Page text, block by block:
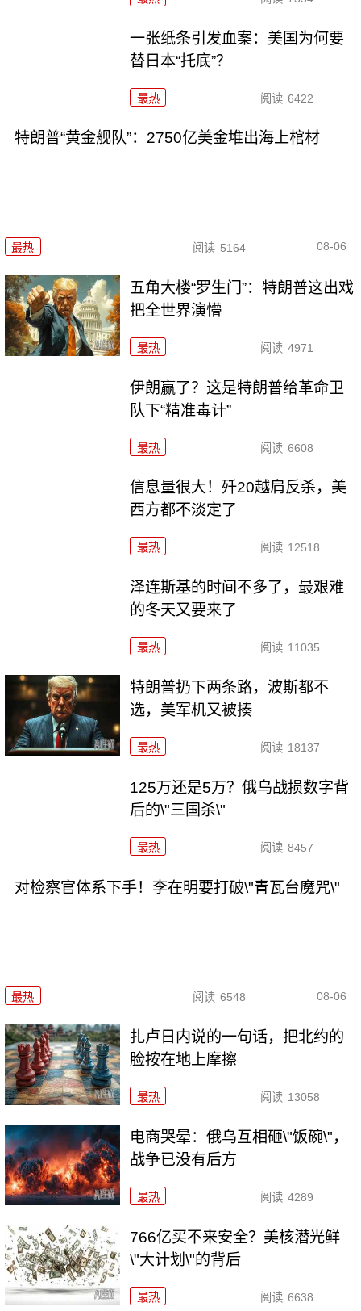
一张纸条引发血案：美国为何要
替日本“托底”？
最热 阅读 6422
特朗普“黄金舰队”：2750亿美金堆出海上棺材
最热 阅读 5164 08-06
五角大楼“罗生门”：特朗普这出戏
把全世界演懵
最热 阅读 4971
伊朗赢了？这是特朗普给革命卫
队下“精准毒计”
最热 阅读 6608
信息量很大！歼20越肩反杀，美
西方都不淡定了
最热 阅读 12518
泽连斯基的时间不多了，最艰难
的冬天又要来了
最热 阅读 11035
特朗普扔下两条路，波斯都不
选，美军机又被揍
最热 阅读 18137
125万还是5万？俄乌战损数字背
后的\"三国杀\"
最热 阅读 8457
对检察官体系下手！李在明要打破\"青瓦台魔咒\"
最热 阅读 6548 08-06
扎卢日内说的一句话，把北约的
脸按在地上摩擦
最热 阅读 13058
电商哭晕：俄乌互相砸\"饭碗\"，
战争已没有后方
最热 阅读 4289
766亿买不来安全？美核潜光鲜
\"大计划\"的背后
最热 阅读 6638